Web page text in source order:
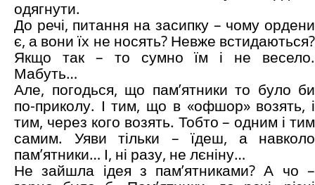
одягнути.
До речі, питання на засипку – чому ордени
є, а вони їх не носять? Невже встидаються?
Якщо так – то сумно їм і не весело.
Мабуть…
Але, погодься, що пам’ятники то було би
по-приколу. І тим, що в «офшор» возять, і
тим, через кого возять. Тобто – одним і тим
самим. Уяви тільки – їдеш, а навколо
пам’ятники… І, ні разу, не лєніну…
Не зайшла ідея з пам’ятниками? А чо –